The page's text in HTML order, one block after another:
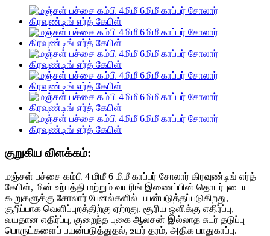
குறுகிய விளக்கம்:
மஞ்சள் பச்சை கம்பி 4 மிமீ 6 மிமீ காப்பர் சோலார் கிரவுண்டிங் எர்த்
கேபிள், மின் உற்பத்தி மற்றும் வயரிங் இணைப்பின் தொடர்புடைய
கூறுகளுக்கு சோலார் பேனல்களில் பயன்படுத்தப்படுகிறது,
குறிப்பாக வெளிப்புறத்திற்கு ஏற்றது. சூரிய ஒளிக்கு எதிர்ப்பு,
வயதான எதிர்ப்பு, குறைந்த புகை ஆலசன் இல்லாத சுடர் தடுப்பு
பொருட்களைப் பயன்படுத்துதல், உயர் தரம், அதிக பாதுகாப்பு.